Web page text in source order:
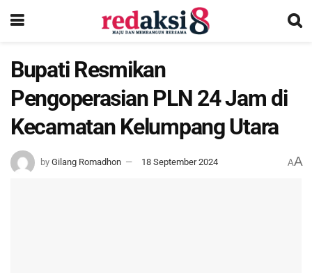
Bupati Resmikan
Pengoperasian PLN 24 Jam di
Kecamatan Kelumpang Utara
by Gilang Romadhon 18 September 2024 AA